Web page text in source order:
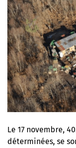
Le 17 novembre,
déterminées, se